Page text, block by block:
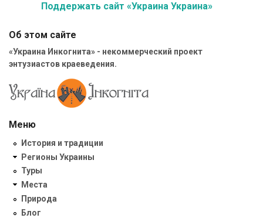
Поддержать сайт «Украина Украина»
Об этом сайте
«Украина Инкогнита» - некоммерческий проект
энтузиастов краеведения.
Меню
История и традиции
Регионы Украины
Туры
Места
Природа
Блог